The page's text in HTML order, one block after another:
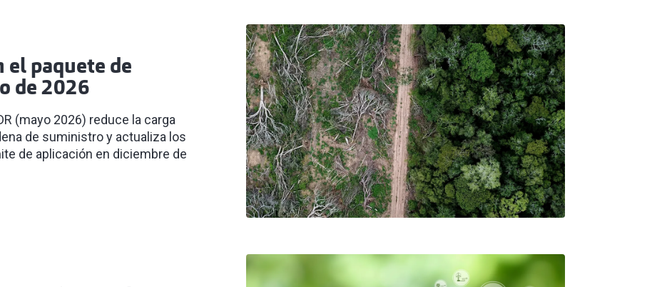
el paquete de
de 2026
(mayo 2026) reduce la carga
de suministro y actualiza los
de aplicación en diciembre de